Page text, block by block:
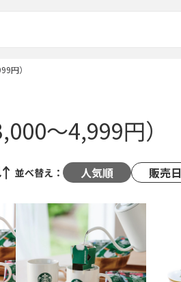
円）
～4,999円）
並べ替え： 人気順 販売日